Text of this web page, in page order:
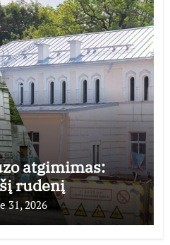
atgimimas:
rudenį
31, 2026